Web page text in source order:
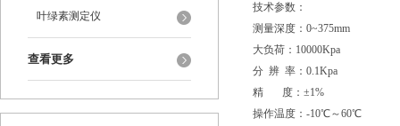
叶绿素测定仪
查看更多
技术参数：
测量深度：0~375mm
大负荷：10000Kpa
分 辨 率：0.1Kpa
精 度：±1%
操作温度：-10℃～60℃